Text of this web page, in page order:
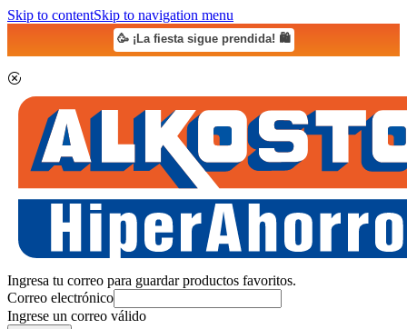
Skip to contentSkip to navigation menu
🥳 ¡La fiesta sigue prendida! 🛍️
Ingresa tu correo para guardar productos favoritos.
Correo electrónico
Ingrese un correo válido